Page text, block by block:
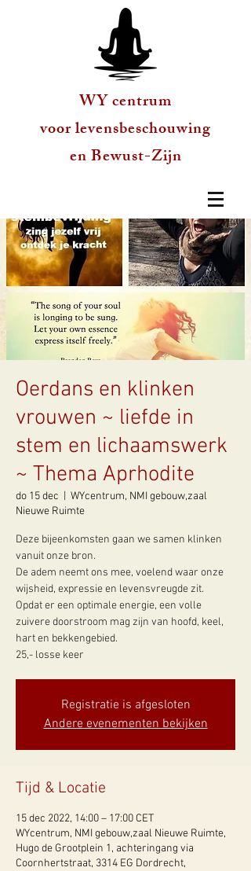
WY centrum
voor levensbeschouwing
en Bewust-Zijn
Oerdans en klinken
vrouwen ~ liefde in
stem en lichaamswerk
~ Thema Aprhodite
do 15 dec
WYcentrum, NMI gebouw,zaal
Nieuwe Ruimte
Deze bijeenkomsten gaan we samen klinken
vanuit onze bron.
De adem neemt ons mee, voelend waar onze
wijsheid, expressie en levensvreugde zit.
Opdat er een optimale energie, een volle
zuivere doorstroom mag zijn van hoofd, keel,
hart en bekkengebied.
25,- losse keer
Registratie is afgesloten
Andere evenementen bekijken
Tijd & Locatie
15 dec 2022, 14:00 – 17:00 CET
WYcentrum, NMI gebouw,zaal Nieuwe Ruimte,
Hugo de Grootplein 1, achteringang via
Coornhertstraat, 3314 EG Dordrecht,